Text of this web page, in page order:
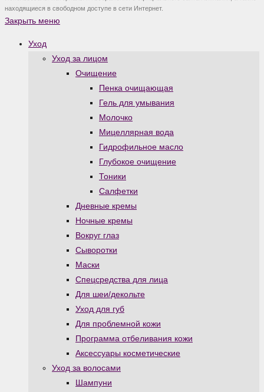
находящиеся в свободном доступе в сети Интернет.
Закрыть меню
Уход
Уход за лицом
Очищение
Пенка очищающая
Гель для умывания
Молочко
Мицеллярная вода
Гидрофильное масло
Глубокое очищение
Тоники
Салфетки
Дневные кремы
Ночные кремы
Вокруг глаз
Сыворотки
Маски
Спецсредства для лица
Для шеи/декольте
Уход для губ
Для проблемной кожи
Программа отбеливания кожи
Аксессуары косметические
Уход за волосами
Шампуни